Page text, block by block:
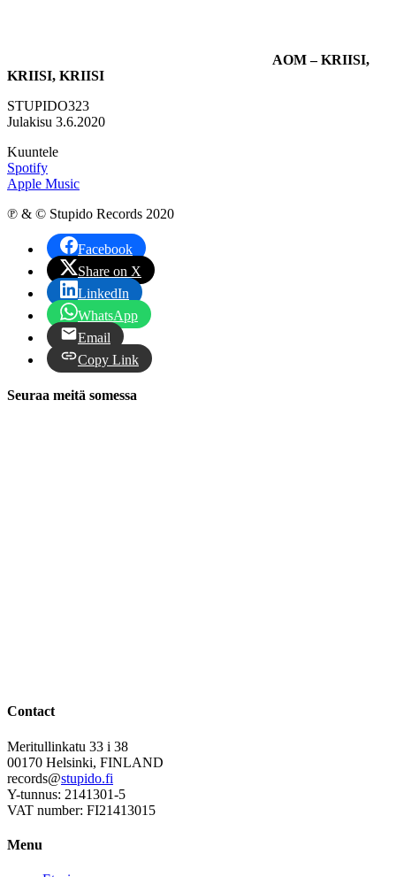
AOM – KRIISI,
KRIISI, KRIISI
STUPIDO323
Julakisu 3.6.2020
Kuuntele
Spotify
Apple Music
℗ & © Stupido Records 2020
Facebook
Share on X
LinkedIn
WhatsApp
Email
Copy Link
Seuraa meitä somessa
Contact
Meritullinkatu 33 i 38
00170 Helsinki, FINLAND
records@stupido.fi
Y-tunnus: 2141301-5
VAT number: FI21413015
Menu